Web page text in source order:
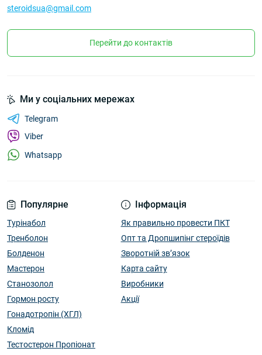
steroidsua@gmail.com
Перейти до контактів
Популярне
Турінабол
Тренболон
Болденон
Мастерон
Станозолол
Гормон росту
Гонадотропін (ХГЛ)
Кломід
Тестостерон Пропіонат
Інформація
Як правильно провести ПКТ
Опт та Дропшипінг стероїдів
Зворотній зв’язок
Карта сайту
Виробники
Акції
Ми у соціальних мережах
Telegram
Viber
Whatsapp